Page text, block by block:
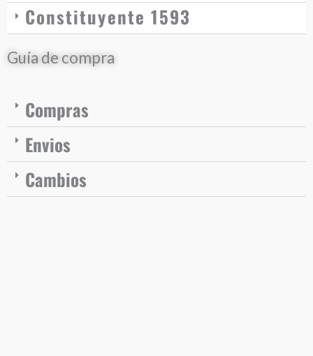
Constituyente 1593
Guía de compra
Compras
Envios
Cambios